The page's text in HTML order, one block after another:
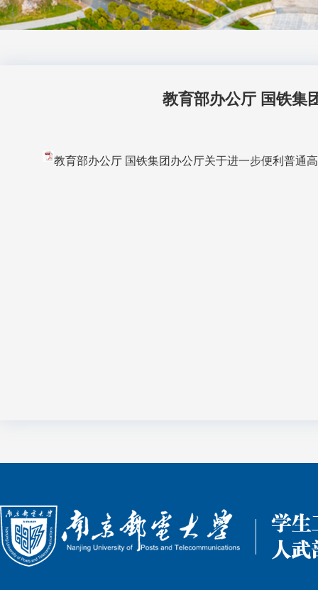
教育部办公厅 国铁集
教育部办公厅 国铁集团办公厅关于进一步便利普通